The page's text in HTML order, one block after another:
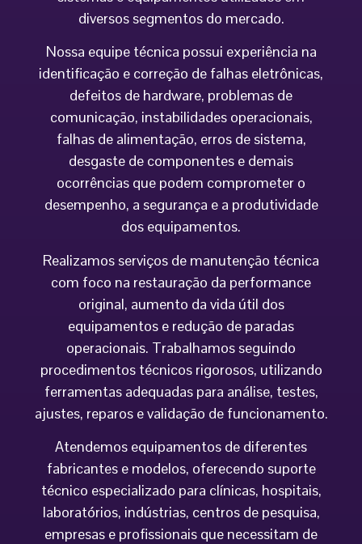
diversos segmentos do mercado.
Nossa equipe técnica possui experiência na
identificação e correção de falhas eletrônicas,
defeitos de hardware, problemas de
comunicação, instabilidades operacionais,
falhas de alimentação, erros de sistema,
desgaste de componentes e demais
ocorrências que podem comprometer o
desempenho, a segurança e a produtividade
dos equipamentos.
Realizamos serviços de manutenção técnica
com foco na restauração da performance
original, aumento da vida útil dos
equipamentos e redução de paradas
operacionais. Trabalhamos seguindo
procedimentos técnicos rigorosos, utilizando
ferramentas adequadas para análise, testes,
ajustes, reparos e validação de funcionamento.
Atendemos equipamentos de diferentes
fabricantes e modelos, oferecendo suporte
técnico especializado para clínicas, hospitais,
laboratórios, indústrias, centros de pesquisa,
empresas e profissionais que necessitam de